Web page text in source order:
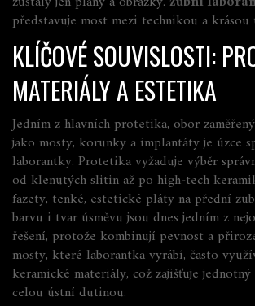
představuje most mezi technikou a krásou
KLÍČOVÉ SOUVISLOSTI:
MATERIÁLY A ESTETIKA
Jedním z hlavních protetika, obor
jako mosty, korunky a implantátyje úzce
laborantky. Protetika vyžaduje výběr
od klenutých slitin až po high‑tech
fazety, tenké, estetické pláty na přední
barvu i tvar úsměvujsou dnes jedním z
řešení, protože kombinují pevnost a
mosty, které laborantka vyrábí, často
keramické materiály, což zajišťuje
celou ústní dutinou.